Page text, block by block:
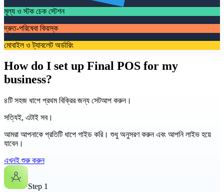
মূল্য ও স্টক চেক স্টেশন
দ্রুত-পরিষেবা কিয়স্ক
মোবাইল ও ট্যাবলেট অর্ডারিং
How do I set up Final POS for my
business?
৪টি সহজ ধাপে প্রথম বিক্রির জন্য সেটআপ করুন।
সত্যিই, এটাই সব।
আমরা আপনাকে প্রতিটি ধাপে গাইড করি। শুধু অনুসরণ করুন এবং আপনি লাইভ হয়ে
যাবেন।
এখনই শুরু করুন
Step 1